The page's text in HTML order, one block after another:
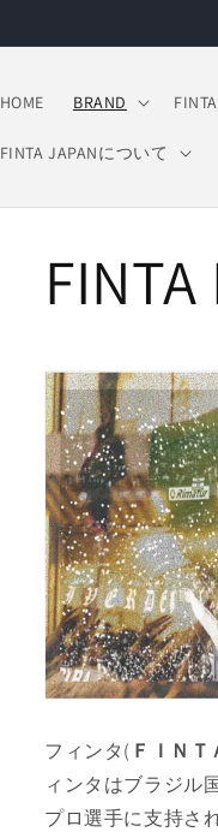
HOME BRAND
FINTA JAPANについて
フィンタ( ＦＩＮＴ
ィンタはブラジル
プロ選手に支持さ